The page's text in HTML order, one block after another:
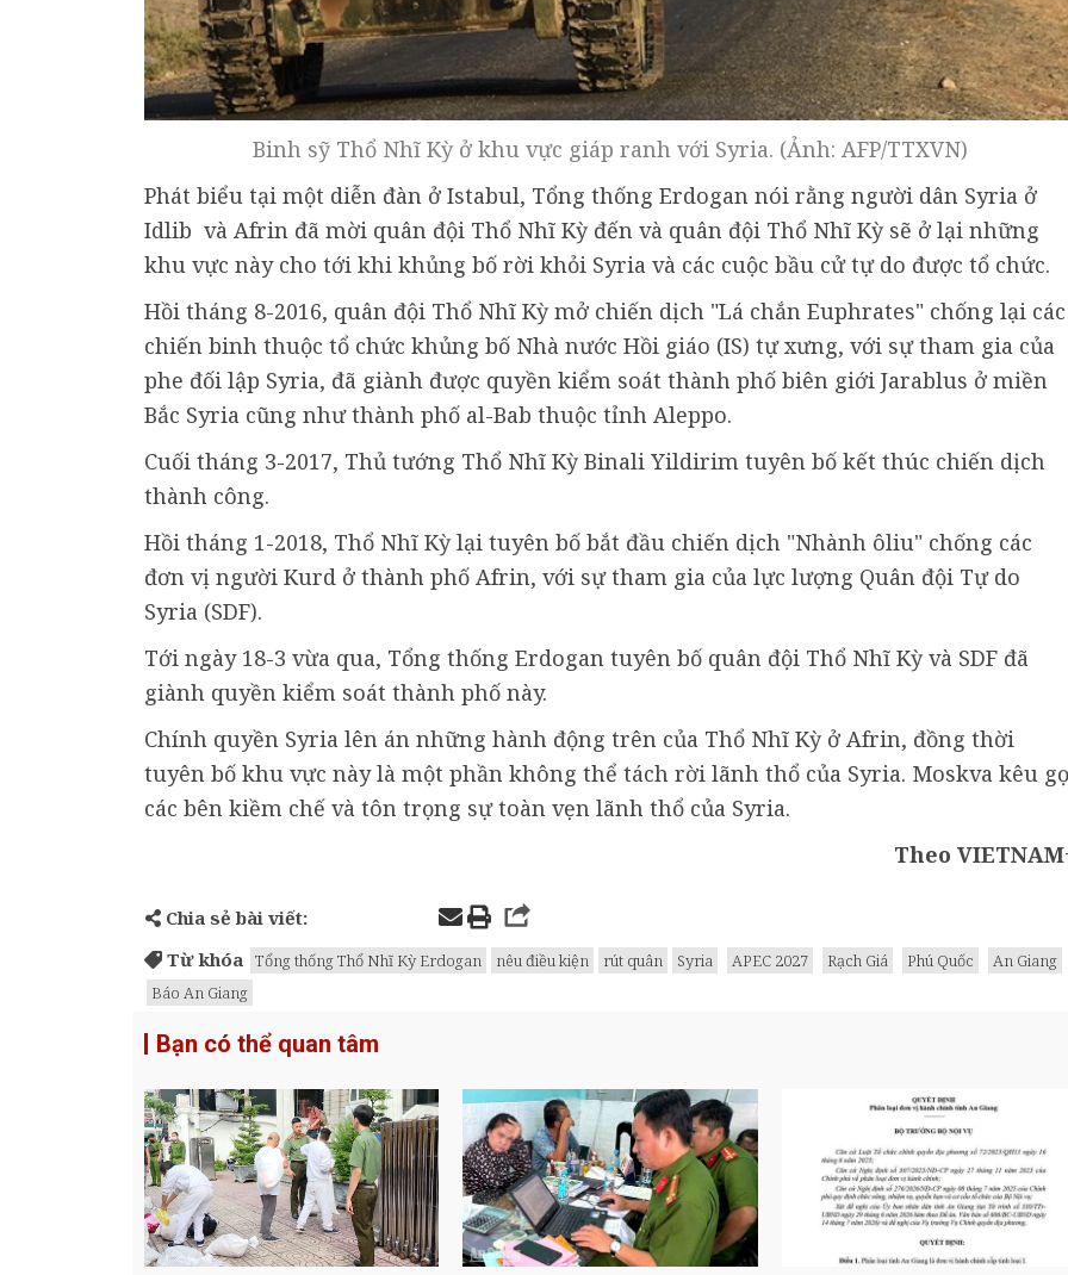
Binh sỹ Thổ Nhĩ Kỳ ở khu vực giáp ranh với Syria. (Ảnh: AFP/TTXVN)
Phát biểu tại một diễn đàn ở Istabul, Tổng thống Erdogan nói rằng người dân Syria ở
Idlib và Afrin đã mời quân đội Thổ Nhĩ Kỳ đến và quân đội Thổ Nhĩ Kỳ sẽ ở lại những
khu vực này cho tới khi khủng bố rời khỏi Syria và các cuộc bầu cử tự do được tổ chức.
Hồi tháng 8-2016, quân đội Thổ Nhĩ Kỳ mở chiến dịch "Lá chắn Euphrates" chống lại các
chiến binh thuộc tổ chức khủng bố Nhà nước Hồi giáo (IS) tự xưng, với sự tham gia của
phe đối lập Syria, đã giành được quyền kiểm soát thành phố biên giới Jarablus ở miền
Bắc Syria cũng như thành phố al-Bab thuộc tỉnh Aleppo.
Cuối tháng 3-2017, Thủ tướng Thổ Nhĩ Kỳ Binali Yildirim tuyên bố kết thúc chiến dịch
thành công.
Hồi tháng 1-2018, Thổ Nhĩ Kỳ lại tuyên bố bắt đầu chiến dịch "Nhành ôliu" chống các
đơn vị người Kurd ở thành phố Afrin, với sự tham gia của lực lượng Quân đội Tự do
Syria (SDF).
Tới ngày 18-3 vừa qua, Tổng thống Erdogan tuyên bố quân đội Thổ Nhĩ Kỳ và SDF đã
giành quyền kiểm soát thành phố này.
Chính quyền Syria lên án những hành động trên của Thổ Nhĩ Kỳ ở Afrin, đồng thời
tuyên bố khu vực này là một phần không thể tách rời lãnh thổ của Syria. Moskva kêu
các bên kiềm chế và tôn trọng sự toàn vẹn lãnh thổ của Syria.
Theo
Chia sẻ bài viết:
Từ khóa Tổng thống Thổ Nhĩ Kỳ Erdogan nêu điều kiện rút quân Syria APEC 2027 Rạch Giá Phú Quốc
An Giang
Báo An Giang
Bạn có thể quan tâm